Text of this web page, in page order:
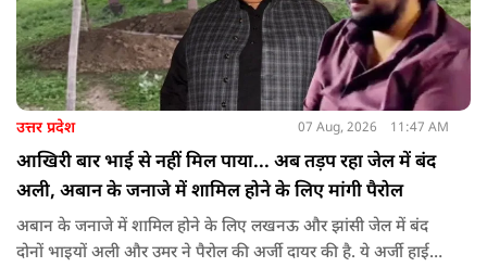
उत्तर प्रदेश 07 Aug, 2026 11:47 AM
आखिरी बार भाई से नहीं मिल पाया... अब तड़प रहा जेल में बंद
अली, अबान के जनाजे में शामिल होने के लिए मांगी पैरोल
अबान के जनाजे में शामिल होने के लिए लखनऊ और झांसी जेल में बंद
दोनों भाइयों अली और उमर ने पैरोल की अर्जी दायर की है. ये अर्जी हाई